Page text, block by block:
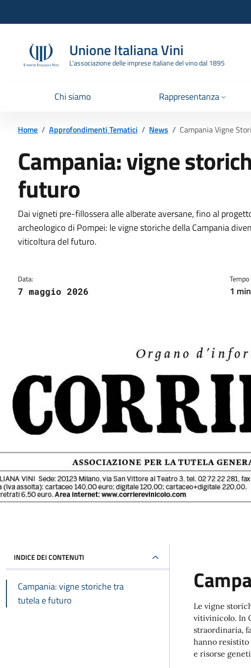
Unione Italiana Vini
L'associazione delle imprese italiane del vino dal 1895
Chi siamo Rappresentanza
Home / Approfondimenti Tematici / News / Campania Vigne
Campania: vigne
futuro
Dai vigneti pre-fillossera alle alberate aversane, fino al
archeologico di Pompei: le vigne storiche della Campania
viticoltura del futuro.
Data:
7 maggio 2026 1
INDICE DEI CONTENUTI
Campania: vigne storiche tra
tutela e futuro
Le vigne
vitivinicolo. In
straordinaria,
hanno
e risorse